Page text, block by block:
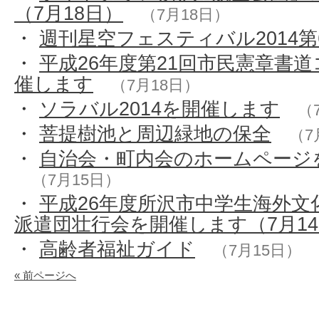
（7月18日）
（7月18日）
・ 週刊星空フェスティバル2014
・ 平成26年度第21回市民憲章書
催します
（7月18日）
・ ソラバル2014を開催します
・ 菩提樹池と周辺緑地の保全 （
・ 自治会・町内会のホームペー
（7月15日）
・ 平成26年度所沢市中学生海外文
派遣団壮行会を開催します（7月
・ 高齢者福祉ガイド （7月15日）
« 前ページへ